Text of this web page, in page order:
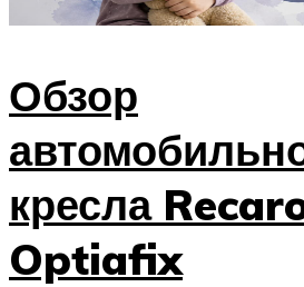
Обзор
кресла
Optiafix